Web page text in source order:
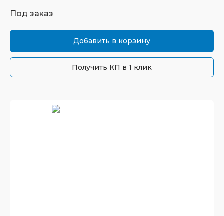
Под заказ
Добавить в корзину
Получить КП в 1 клик